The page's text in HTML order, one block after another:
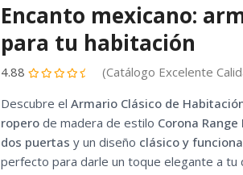
Encanto mexicano:
para tu habitación
4.88
(Catálogo Excelente
Descubre el Armario Clásico de
ropero de madera de estilo Corona
dos puertas y un diseño clásico y
perfecto para darle un toque elegante a tu